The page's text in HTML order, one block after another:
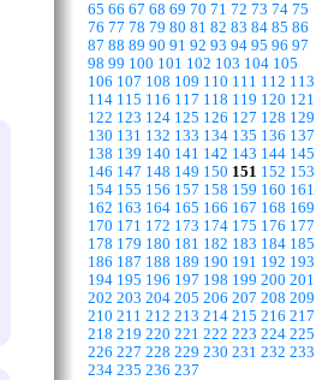
65 66 67 68 69 70 71 72 73 74 75
76 77 78 79 80 81 82 83 84 85 86
87 88 89 90 91 92 93 94 95 96 97
98 99 100 101 102 103 104 105
106 107 108 109 110 111 112 113
114 115 116 117 118 119 120 121
122 123 124 125 126 127 128 129
130 131 132 133 134 135 136 137
138 139 140 141 142 143 144 145
146 147 148 149 150 151 152 153
154 155 156 157 158 159 160 161
162 163 164 165 166 167 168 169
170 171 172 173 174 175 176 177
178 179 180 181 182 183 184 185
186 187 188 189 190 191 192 193
194 195 196 197 198 199 200 201
202 203 204 205 206 207 208 209
210 211 212 213 214 215 216 217
218 219 220 221 222 223 224 225
226 227 228 229 230 231 232 233
234 235 236 237